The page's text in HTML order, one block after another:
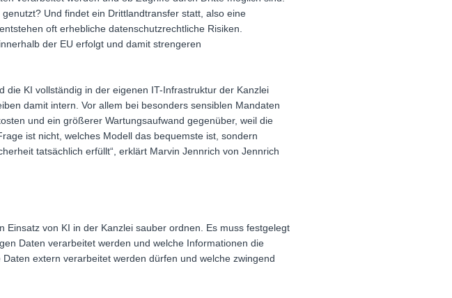
Und findet ein Drittlandtransfer statt, also eine
oft erhebliche datenschutzrechtliche Risiken.
der EU erfolgt und damit strengeren
KI vollständig in der eigenen IT-Infrastruktur der Kanzlei
damit intern. Vor allem bei besonders sensiblen Mandaten
und ein größerer Wartungsaufwand gegenüber, weil die
ist nicht, welches Modell das bequemste ist, sondern
tatsächlich erfüllt“, erklärt Marvin Jennrich von Jennrich
von KI in der Kanzlei sauber ordnen. Es muss festgelegt
Daten verarbeitet werden und welche Informationen die
extern verarbeitet werden dürfen und welche zwingend